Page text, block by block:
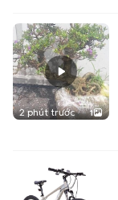
2 phút trước 1